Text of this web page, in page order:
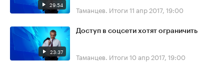
29:54 Таманцев. Итоги 11 апр 2017, 19:00
23:37
Доступ в соцсети хотят ограничить
Таманцев. Итоги 10 апр 2017, 19:00